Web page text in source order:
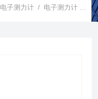
电子测力计 / 电子测力计